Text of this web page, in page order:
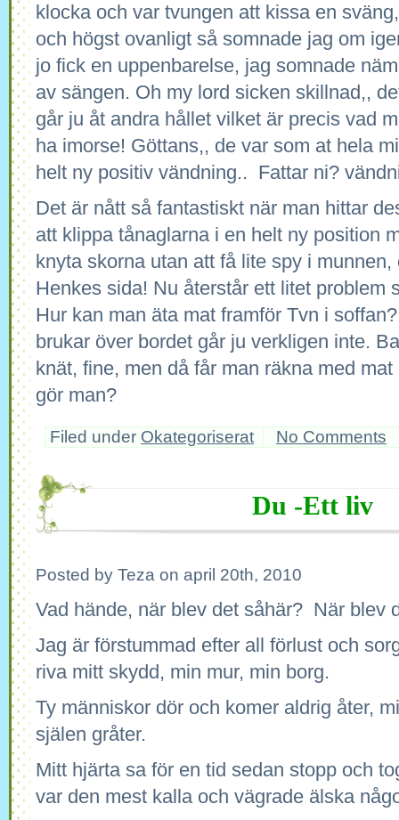
klocka och var tvungen att kissa en
och högst ovanligt så somnade jag om
jo fick en uppenbarelse, jag somnade
av sängen. Oh my lord sicken skillnad,,
går ju åt andra hållet vilket är precis vad
ha imorse! Göttans,, de var som at hela
helt ny positiv vändning.. Fattar ni?
Det är nått så fantastiskt när man hittar
att klippa tånaglarna i en helt ny position
knyta skorna utan att få lite spy i
Henkes sida! Nu återstår ett litet problem
Hur kan man äta mat framför Tvn i
brukar över bordet går ju verkligen inte.
knät, fine, men då får man räkna med
gör man?
Filed under Okategoriserat No Comments
Du -Ett liv
Posted by Teza on april 20th, 2010
Vad hände, när blev det såhär? När blev
Jag är förstummad efter all förlust och
riva mitt skydd, min mur, min borg.
Ty människor dör och komer aldrig åter,
själen gråter.
Mitt hjärta sa för en tid sedan stopp och
var den mest kalla och vägrade älska